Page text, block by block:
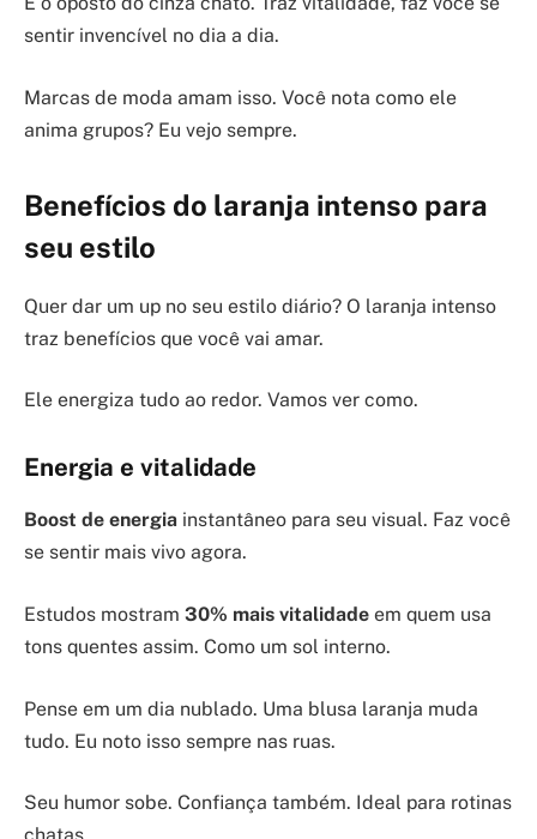
sentir invencível no dia a dia.
Marcas de moda amam isso. Você nota como ele
anima grupos? Eu vejo sempre.
Benefícios do laranja intenso para
seu estilo
Quer dar um up no seu estilo diário? O laranja intenso
traz benefícios que você vai amar.
Ele energiza tudo ao redor. Vamos ver como.
Energia e vitalidade
Boost de energia instantâneo para seu visual. Faz você
se sentir mais vivo agora.
Estudos mostram 30% mais vitalidade em quem usa
tons quentes assim. Como um sol interno.
Pense em um dia nublado. Uma blusa laranja muda
tudo. Eu noto isso sempre nas ruas.
Seu humor sobe. Confiança também. Ideal para rotinas